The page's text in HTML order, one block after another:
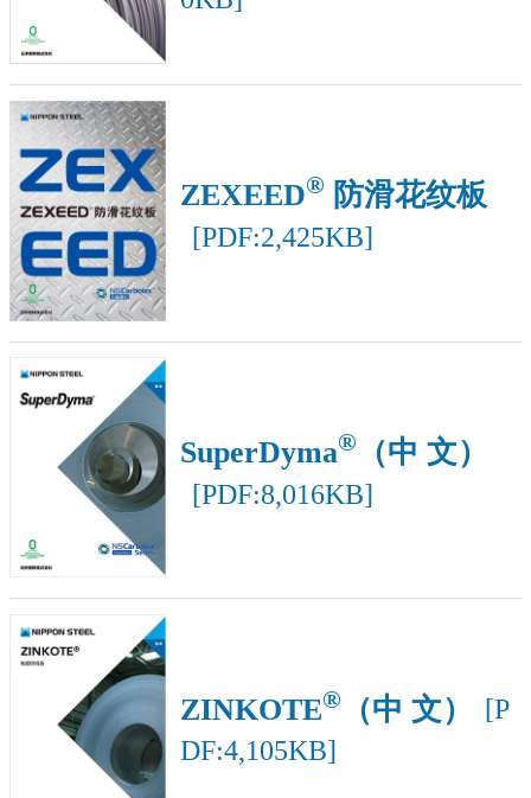
ZEXEED® 防滑花纹板
[PDF:2,425KB]
SuperDyma® （中 文）
[PDF:8,016KB]
ZINKOTE® （中 文）
[P
DF:4,105KB]